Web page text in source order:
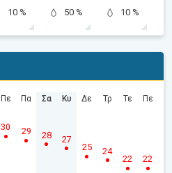
10 %
50 %
10 %
Πε
30
Πα
29
Σα
28
Κυ
27
Δε
25
Τρ
24
Τε
22
Πε
22